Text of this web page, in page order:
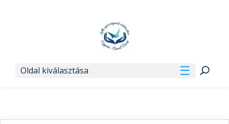
Oldal kiválasztása